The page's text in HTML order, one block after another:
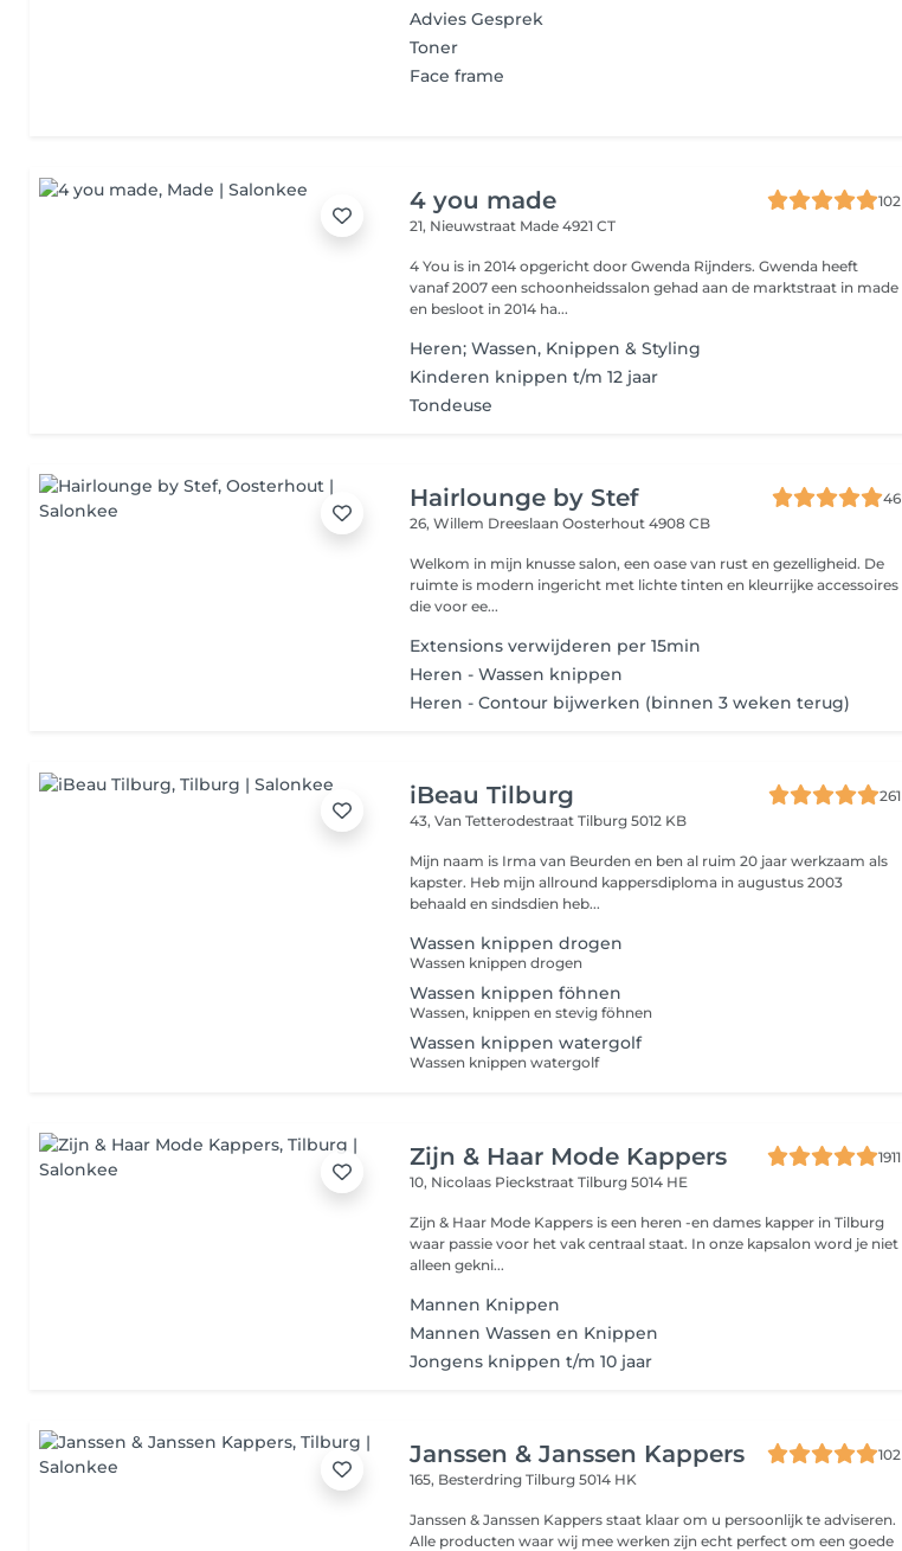
Advies Gesprek
Toner
Face frame
4 you made
102
21, Nieuwstraat Made 4921 CT
4 You is in 2014 opgericht door Gwenda Rijnders. Gwenda heeft
vanaf 2007 een schoonheidssalon gehad aan de marktstraat in made
en besloot in 2014 ha...
Heren; Wassen, Knippen & Styling
Kinderen knippen t/m 12 jaar
Tondeuse
Hairlounge by Stef
46
26, Willem DreeslaanOosterhout 4908 CB
Welkom in mijn knusse salon, een oase van rust en gezelligheid. De
ruimte is modern ingericht met lichte tinten en kleurrijke accessoires
die voor ee...
Extensions verwijderen per 15min
Heren - Wassen knippen
Heren - Contour bijwerken (binnen 3 weken terug)
iBeau Tilburg
261
43, Van TetterodestraatTilburg 5012 KB
Mijn naam is Irma van Beurden en ben al ruim 20 jaar werkzaam als
kapster. Heb mijn allround kappersdiploma in augustus 2003
behaald en sindsdien heb...
Wassen knippen drogen
Wassen knippen drogen
Wassen knippen föhnen
Wassen, knippen en stevig föhnen
Wassen knippen watergolf
Wassen knippen watergolf
Zijn & Haar Mode Kappers
1911
10, Nicolaas PieckstraatTilburg 5014 HE
Zijn & Haar Mode Kappers is een heren -en dames kapper in Tilburg
waar passie voor het vak centraal staat. In onze kapsalon word je niet
alleen gekni...
Mannen Knippen
Mannen Wassen en Knippen
Jongens knippen t/m 10 jaar
Janssen & Janssen Kappers
102
165, BesterdringTilburg 5014 HK
Janssen & Janssen Kappers staat klaar om u persoonlijk te adviseren.
Alle producten waar wij mee werken zijn echt perfect om een goede